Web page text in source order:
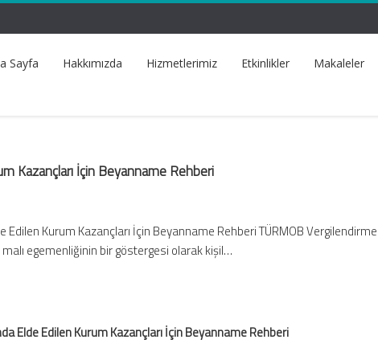
Sayfa Hakkımızda Hizmetlerimiz Etkinlikler Makaleler
Kazançları İçin Beyanname Rehberi
Edilen Kurum Kazançları İçin Beyanname Rehberi TÜRMOB Vergilendirme
egemenliğinin bir göstergesi olarak kişil…
Elde Edilen Kurum Kazançları İçin Beyanname Rehberi